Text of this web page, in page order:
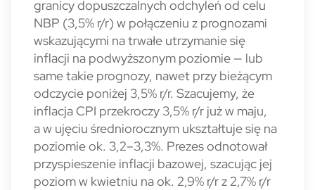
granicy dopuszczalnych odchyleń od celu
NBP (3,5% r/r) w połączeniu z prognozami
wskazującymi na trwałe utrzymanie się
inflacji na podwyższonym poziomie — lub
same takie prognozy, nawet przy bieżącym
odczycie poniżej 3,5% r/r. Szacujemy, że
inflacja CPI przekroczy 3,5% r/r już w maju,
a w ujęciu średniorocznym ukształtuje się na
poziomie ok. 3,2–3,3%. Prezes odnotował
przyspieszenie inflacji bazowej, szacując jej
poziom w kwietniu na ok. 2,9% r/r z 2,7% r/r